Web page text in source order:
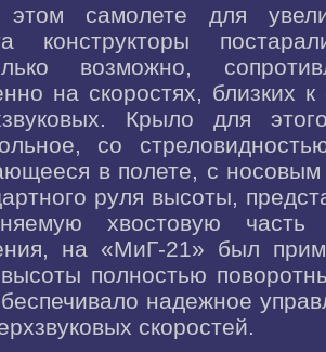
самолете для
конструкторы
возможно,
на скоростях, близких к
Крыло для
со
в полете, с
руля высоты,
хвостовую часть
на «МиГ-21» был
полностью
надежное
скоростей.